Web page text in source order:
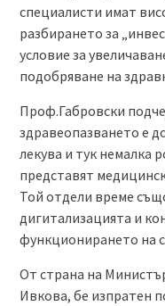
специалисти имат
разбирането за
условие за
подобряване на
Проф.Габровски
здравеопазването е
лекува и тук немалка
представят
Той отдели време
дигитализацията и
функционирането на
От страна на
Ивкова, бе изпратен